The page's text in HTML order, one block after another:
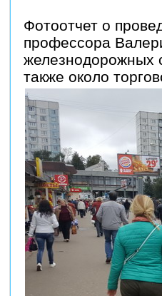
Фотоотчет о
профессора
железнодорожных
также около